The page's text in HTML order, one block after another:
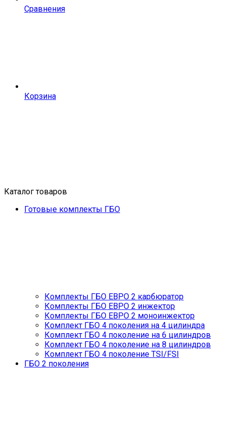
Сравнения
Корзина
Каталог товаров
Готовые комплекты ГБО
Комплекты ГБО ЕВРО 2 карбюратор
Комплекты ГБО ЕВРО 2 инжектор
Комплекты ГБО ЕВРО 2 моноинжектор
Комплект ГБО 4 поколения на 4 цилиндра
Комплект ГБО 4 поколение на 6 цилиндров
Комплект ГБО 4 поколение на 8 цилиндров
Комплект ГБО 4 поколение TSI/FSI
ГБО 2 поколения